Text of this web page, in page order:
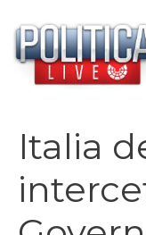
contenuto
Italia